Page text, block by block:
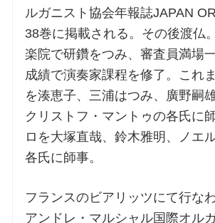
ルガニスト協会年報誌JAPAN
38巻に掲載される。その後渡仏
楽院で研鑽をつみ、審査員満場
成績で演奏家課程を修了。これ
を湊恵子、三浦はつみ、廣野嗣
クリストフ・マントゥの各氏に
ロを大塚直哉、鈴木雅明、ノエ
各氏に師事。
フランスのビアリッツにて行な
アンドレ・マルシャル国際オル